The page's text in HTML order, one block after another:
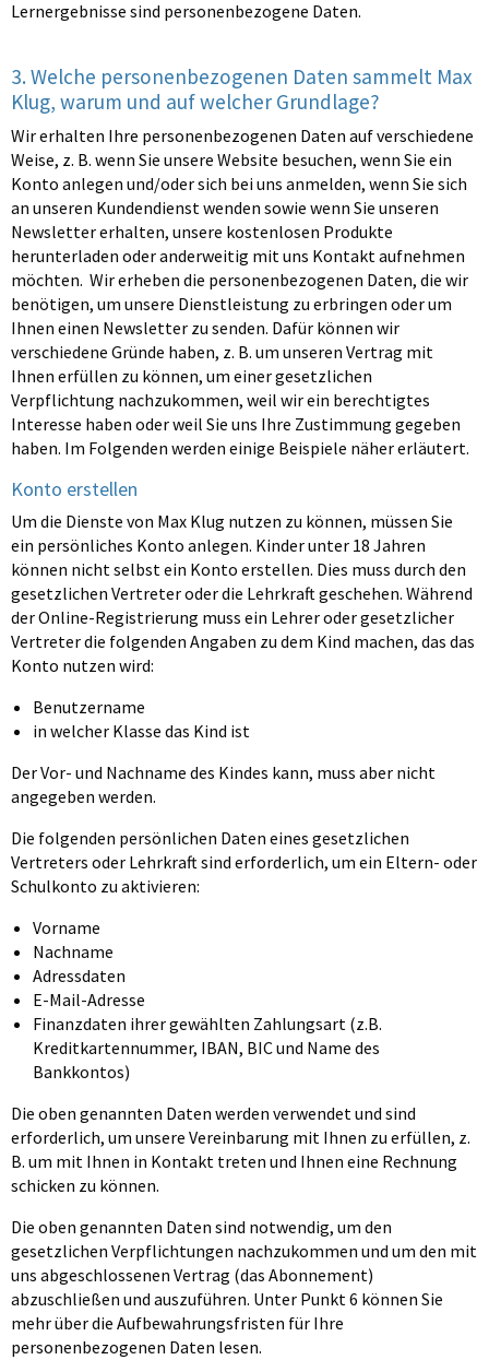
Lernergebnisse sind personenbezogene Daten.
3. Welche personenbezogenen Daten sammelt Max
Klug, warum und auf welcher Grundlage?
Wir erhalten Ihre personenbezogenen Daten auf verschiedene
Weise, z. B. wenn Sie unsere Website besuchen, wenn Sie ein
Konto anlegen und/oder sich bei uns anmelden, wenn Sie sich
an unseren Kundendienst wenden sowie wenn Sie unseren
Newsletter erhalten, unsere kostenlosen Produkte
herunterladen oder anderweitig mit uns Kontakt aufnehmen
möchten. Wir erheben die personenbezogenen Daten, die wir
benötigen, um unsere Dienstleistung zu erbringen oder um
Ihnen einen Newsletter zu senden. Dafür können wir
verschiedene Gründe haben, z. B. um unseren Vertrag mit
Ihnen erfüllen zu können, um einer gesetzlichen
Verpflichtung nachzukommen, weil wir ein berechtigtes
Interesse haben oder weil Sie uns Ihre Zustimmung gegeben
haben. Im Folgenden werden einige Beispiele näher erläutert.
Konto erstellen
Um die Dienste von Max Klug nutzen zu können, müssen Sie
ein persönliches Konto anlegen. Kinder unter 18 Jahren
können nicht selbst ein Konto erstellen. Dies muss durch den
gesetzlichen Vertreter oder die Lehrkraft geschehen. Während
der Online-Registrierung muss ein Lehrer oder gesetzlicher
Vertreter die folgenden Angaben zu dem Kind machen, das das
Konto nutzen wird:
Benutzername
in welcher Klasse das Kind ist
Der Vor- und Nachname des Kindes kann, muss aber nicht
angegeben werden.
Die folgenden persönlichen Daten eines gesetzlichen
Vertreters oder Lehrkraft sind erforderlich, um ein Eltern- oder
Schulkonto zu aktivieren:
Vorname
Nachname
Adressdaten
E-Mail-Adresse
Finanzdaten ihrer gewählten Zahlungsart (z.B.
Kreditkartennummer, IBAN, BIC und Name des
Bankkontos)
Die oben genannten Daten werden verwendet und sind
erforderlich, um unsere Vereinbarung mit Ihnen zu erfüllen, z.
B. um mit Ihnen in Kontakt treten und Ihnen eine Rechnung
schicken zu können.
Die oben genannten Daten sind notwendig, um den
gesetzlichen Verpflichtungen nachzukommen und um den mit
uns abgeschlossenen Vertrag (das Abonnement)
abzuschließen und auszuführen. Unter Punkt 6 können Sie
mehr über die Aufbewahrungsfristen für Ihre
personenbezogenen Daten lesen.